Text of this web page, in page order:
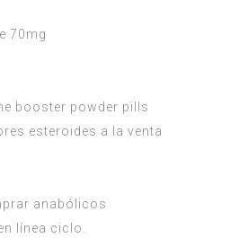
70mg
booster powder pills
esteroides a la venta
anabólicos
línea ciclo.